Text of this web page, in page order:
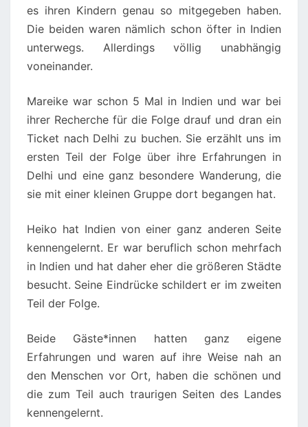
es ihren Kindern genau so mitgegeben haben.
Die beiden waren nämlich schon öfter in Indien
unterwegs. Allerdings völlig unabhängig
voneinander.
Mareike war schon 5 Mal in Indien und war bei
ihrer Recherche für die Folge drauf und dran ein
Ticket nach Delhi zu buchen. Sie erzählt uns im
ersten Teil der Folge über ihre Erfahrungen in
Delhi und eine ganz besondere Wanderung, die
sie mit einer kleinen Gruppe dort begangen hat.
Heiko hat Indien von einer ganz anderen Seite
kennengelernt. Er war beruflich schon mehrfach
in Indien und hat daher eher die größeren Städte
besucht. Seine Eindrücke schildert er im zweiten
Teil der Folge.
Beide Gäste*innen hatten ganz eigene
Erfahrungen und waren auf ihre Weise nah an
den Menschen vor Ort, haben die schönen und
die zum Teil auch traurigen Seiten des Landes
kennengelernt.